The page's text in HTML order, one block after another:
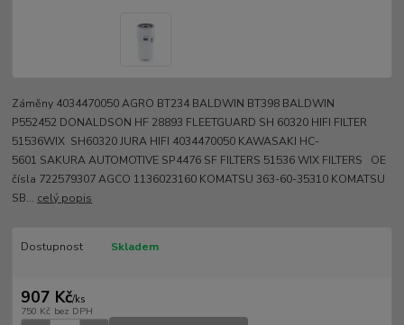
Záměny 4034470050 AGRO BT234 BALDWIN BT398 BALDWIN
P552452 DONALDSON HF 28893 FLEETGUARD SH 60320 HIFI FILTER
51536WIX SH60320 JURA HIFI 4034470050 KAWASAKI HC-
5601 SAKURA AUTOMOTIVE SP4476 SF FILTERS 51536 WIX FILTERS OE
čísla 722579307 AGCO 1136023160 KOMATSU 363-60-35310 KOMATSU
SB... celý popis
Dostupnost Skladem
907 Kč/ks
750 Kč bez DPH